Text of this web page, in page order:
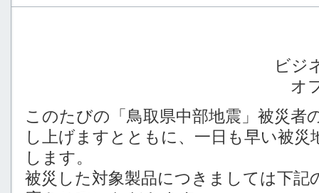
ビジ
オ
このたびの「鳥取県中部地震」被災者
し上げますとともに、一日も早い被
します。
被災した対象製品につきましては下記